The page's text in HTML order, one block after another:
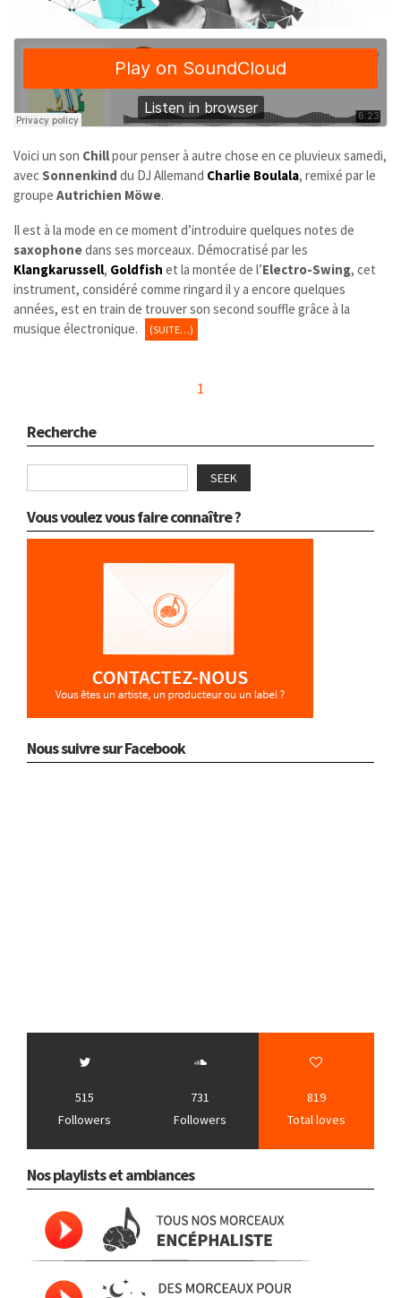
Voici un son Chillpour penser à autre chose en ce pluvieux samedi,
avecSonnenkind du DJ Allemand Charlie Boulala, remixé par le
groupe Autrichien Möwe.
Il est à la mode en ce moment d’introduire quelques notes de
saxophonedans ses morceaux. Démocratisé par les
Klangkarussell, Goldfish et la montée de l’Electro-Swing, cet
instrument, considéré comme ringard il y a encore quelques
années, est en train de trouver son second souffle grâce à la
musique électronique.
(SUITE…)
1
Recherche
SEEK
Vous voulez vous faire connaître ?
Nous suivre sur Facebook
515
Followers
731
Followers
819
Total loves
Nos playlists et ambiances